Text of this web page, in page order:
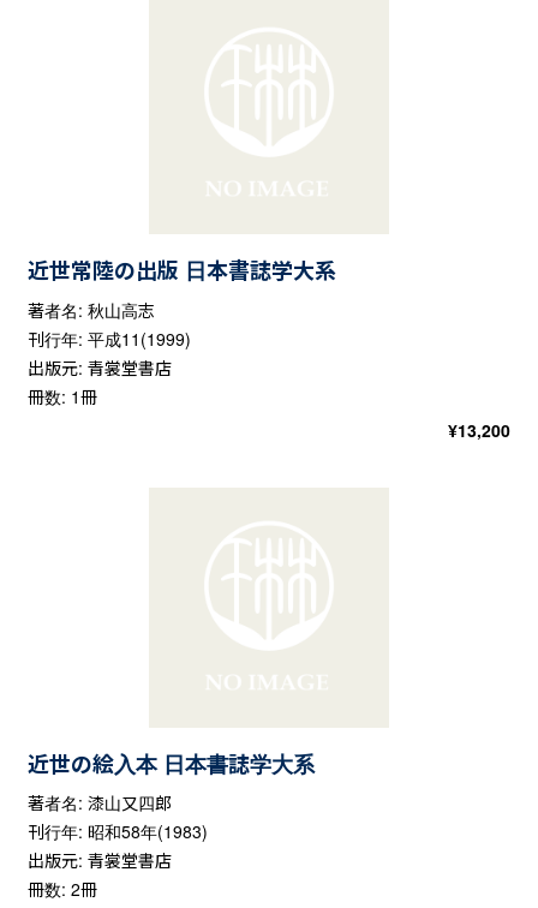
近世常陸の出版 日本書誌学大系
著者名: 秋山高志
刊行年: 平成11(1999)
出版元: 青裳堂書店
冊数: 1冊
¥13,200
近世の絵入本 日本書誌学大系
著者名: 漆山又四郎
刊行年: 昭和58年(1983)
出版元: 青裳堂書店
冊数: 2冊